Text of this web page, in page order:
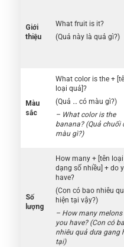
Giới
thiệu
What fruit is it?
(Quả này là quả gì?)
Màu
sắc
What color is the +
loại quả]?
(Quả … có màu gì?)
– What color is the
banana? (Quả chuối
màu gì?)
Số
lượng
How many + [tên
dạng số nhiều] + do
have?
(Con có bao nhiêu
hiện tại vậy?)
– How many melons
you have? (Con có
nhiêu quả dưa gang
tại)